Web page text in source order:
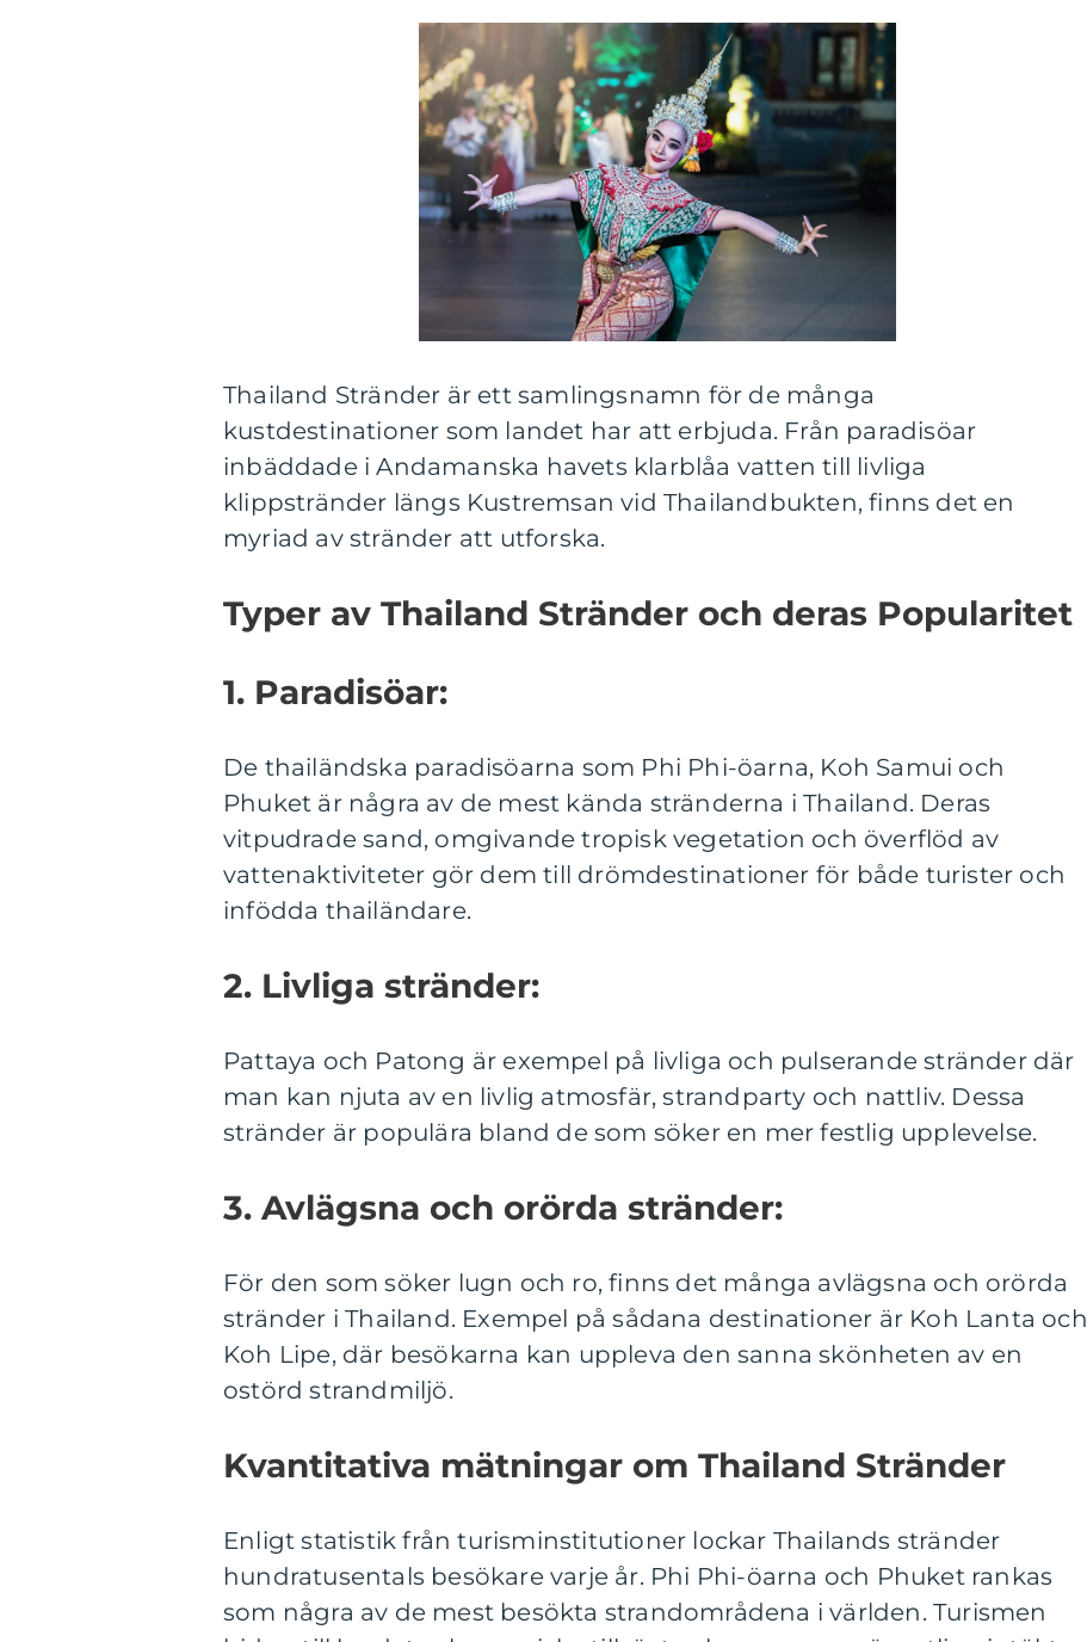
Thailand Stränder är ett samlingsnamn för de många
kustdestinationer som landet har att erbjuda. Från paradisöar
inbäddade i Andamanska havets klarblåa vatten till livliga
klippstränder längs Kustremsan vid Thailandbukten, finns det en
myriad av stränder att utforska.
Typer av Thailand Stränder och deras Popularitet
1. Paradisöar:
De thailändska paradisöarna som Phi Phi-öarna, Koh Samui och
Phuket är några av de mest kända stränderna i Thailand. Deras
vitpudrade sand, omgivande tropisk vegetation och överflöd av
vattenaktiviteter gör dem till drömdestinationer för både turister och
infödda thailändare.
2. Livliga stränder:
Pattaya och Patong är exempel på livliga och pulserande stränder där
man kan njuta av en livlig atmosfär, strandparty och nattliv. Dessa
stränder är populära bland de som söker en mer festlig upplevelse.
3. Avlägsna och orörda stränder:
För den som söker lugn och ro, finns det många avlägsna och orörda
stränder i Thailand. Exempel på sådana destinationer är Koh Lanta och
Koh Lipe, där besökarna kan uppleva den sanna skönheten av en
ostörd strandmiljö.
Kvantitativa mätningar om Thailand Stränder
Enligt statistik från turisminstitutioner lockar Thailands stränder
hundratusentals besökare varje år. Phi Phi-öarna och Phuket rankas
som några av de mest besökta strandområdena i världen. Turismen